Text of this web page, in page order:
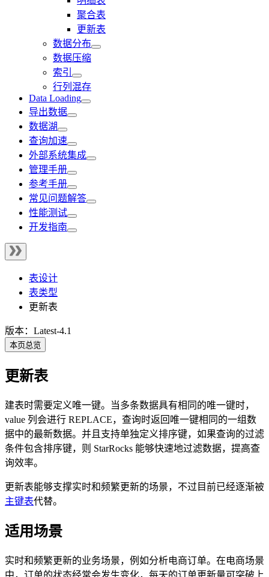
聚合表
更新表
数据分布
数据压缩
索引
行列混存
Data Loading
导出数据
数据湖
查询加速
外部系统集成
管理手册
参考手册
常见问题解答
性能测试
开发指南
表设计
表类型
更新表
版本：Latest-4.1
本页总览
更新表
建表时需要定义唯一键。当多条数据具有相同的唯一键时，
value 列会进行 REPLACE，查询时返回唯一键相同的一组数
据中的最新数据。并且支持单独定义排序键，如果查询的过滤
条件包含排序键，则 StarRocks 能够快速地过滤数据，提高查
询效率。
更新表能够支撑实时和频繁更新的场景，不过目前已经逐渐被
主键表代替。
适用场景
实时和频繁更新的业务场景，例如分析电商订单。在电商场景
中，订单的状态经常会发生变化，每天的订单更新量可突破上